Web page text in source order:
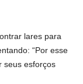
lares para
“Por esse
seus esforços